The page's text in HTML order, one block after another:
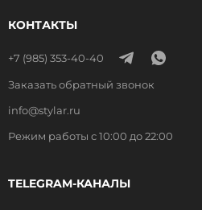
КОНТАКТЫ
+7 (985) 353-40-40
Заказать обратный звонок
info@stylar.ru
Режим работы с 10:00 до 22:00
TELEGRAM-КАНАЛЫ